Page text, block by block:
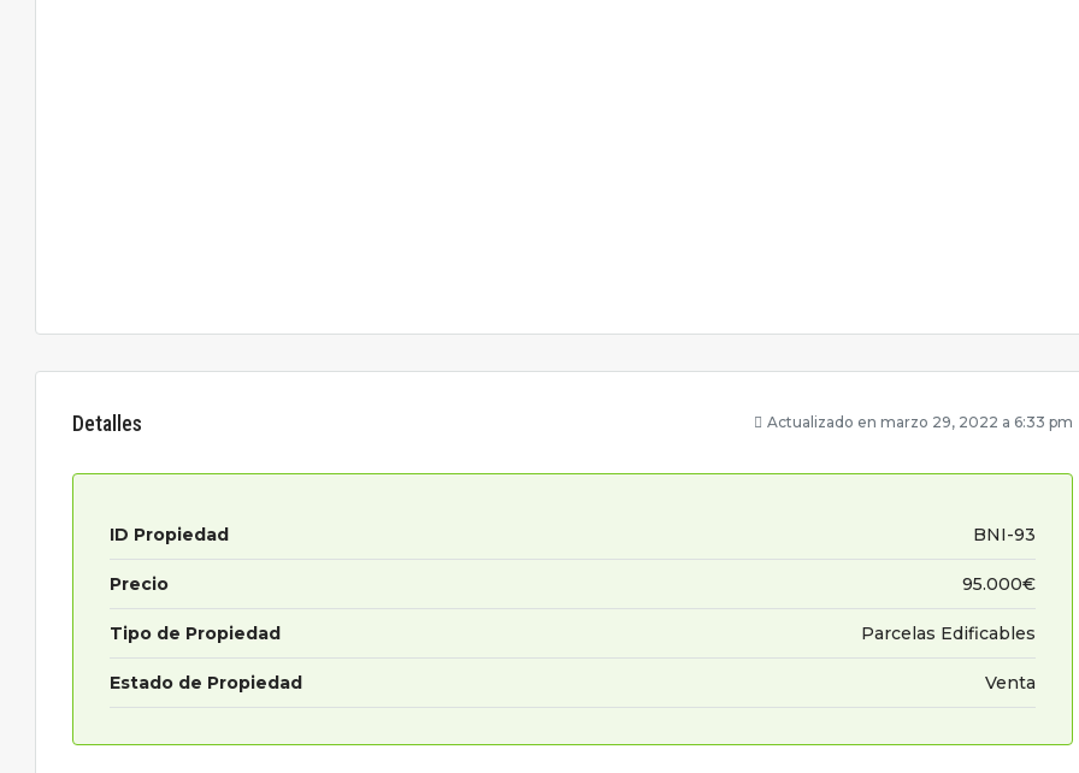
Detalles Actualizado en marzo 29, 2022 a 6:33 pm
ID Propiedad BNI-93
Precio 95.000€
Tipo de Propiedad Parcelas Edificables
Estado de Propiedad Venta